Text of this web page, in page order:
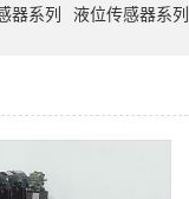
器系列 液位传感器系列